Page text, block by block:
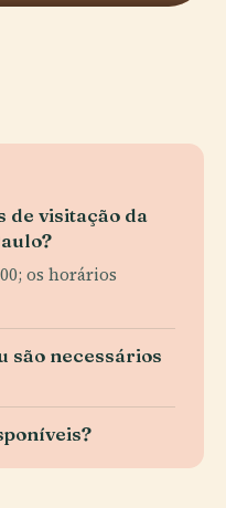
de visitação da
os horários
são necessários